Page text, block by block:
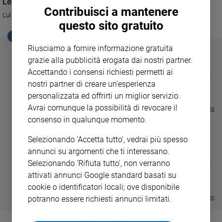
Ambiente
e
Volontariato
Aziende
settimana
inclusione
Costume
Cultura
L'ultima puntata del talk show condotto da Daria Bignardi
GBABY
FAMIGLIA CRISTIANA
€ 83,00
Visualizza tutte le riviste
LE GRANDI BASILICHE ITALIANE
- VOL DA 1 AL 5
€ 64,50
DIARIO G 2026-27
€ 8,90
- € 8,90
Visualizza tutte le collection
Contribuisci a mantenere
questo sito gratuito
Riusciamo a fornire informazione gratuita
grazie alla pubblicità erogata dai nostri partner.
Accettando i consensi richiesti permetti ai
nostri partner di creare un'esperienza
personalizzata ed offrirti un miglior servizio.
Avrai comunque la possibilità di revocare il
consenso in qualunque momento.
Selezionando 'Accetta tutto', vedrai più spesso
annunci su argomenti che ti interessano.
Selezionando 'Rifiuta tutto', non verranno
attivati annunci Google standard basati su
cookie o identificatori locali; ove disponibile
potranno essere richiesti annunci limitati.